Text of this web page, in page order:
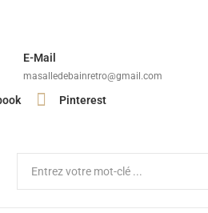
E-Mail
masalledebainretro@gmail.com
Pinterest